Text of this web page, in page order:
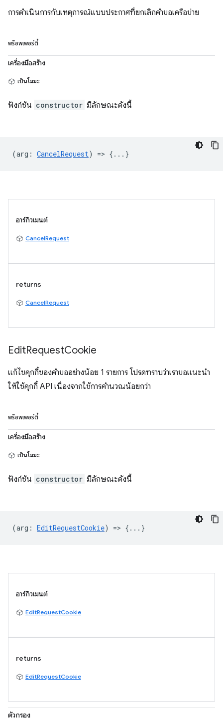
การดำเนินการกับเหตุการณ์แบบประกาศที่ยกเลิกคำขอเครือข่าย
พร็อพเพอร์ตี้
เครื่องมือสร้าง
เป็นโมฆะ
ฟังก์ชัน constructor มีลักษณะดังนี้
(arg : CancelRequest) => {...}
อาร์กิวเมนต์
CancelRequest
returns
CancelRequest
EditRequestCookie
แก้ไขคุกกี้ของคำขออย่างน้อย 1 รายการ โปรดทราบว่าเราขอแนะนำ
ให้ใช้คุกกี้ API เนื่องจากใช้การคำนวณน้อยกว่า
พร็อพเพอร์ตี้
เครื่องมือสร้าง
เป็นโมฆะ
ฟังก์ชัน constructor มีลักษณะดังนี้
(arg : EditRequestCookie) => {...}
อาร์กิวเมนต์
EditRequestCookie
returns
EditRequestCookie
ตัวกรอง